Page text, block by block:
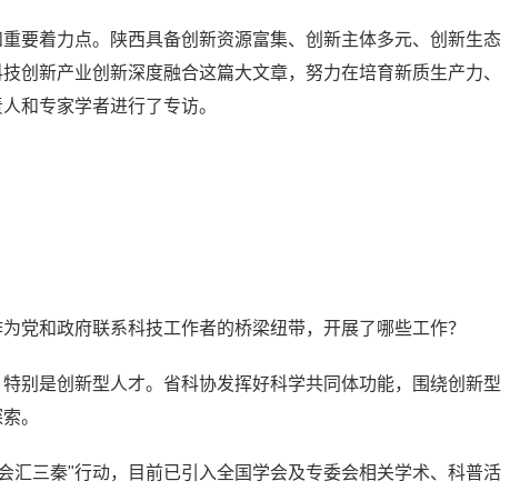
要着力点。陕西具备创新资源富集、创新主体多元、创新生态
创新产业创新深度融合这篇大文章，努力在培育新质生产力、
和专家学者进行了专访。
党和政府联系科技工作者的桥梁纽带，开展了哪些工作？
别是创新型人才。省科协发挥好科学共同体功能，围绕创新型
。
汇三秦"行动，目前已引入全国学会及专委会相关学术、科普活